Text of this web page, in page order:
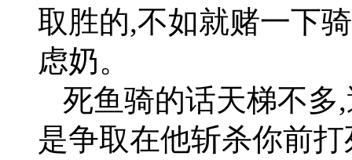
取胜的,不如就赌一下
虑奶。
死鱼骑的话天梯不多
是争取在他斩杀你前